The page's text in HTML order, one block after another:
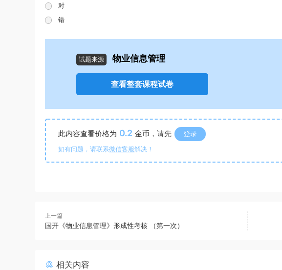
对
错
试题来源 物业信息管理
查看整套课程试卷
此内容查看价格为 0.2 金币，请先 登录
如有问题，请联系微信客服解决！
上一篇
国开《物业信息管理》形成性考核 （第一次）
相关内容